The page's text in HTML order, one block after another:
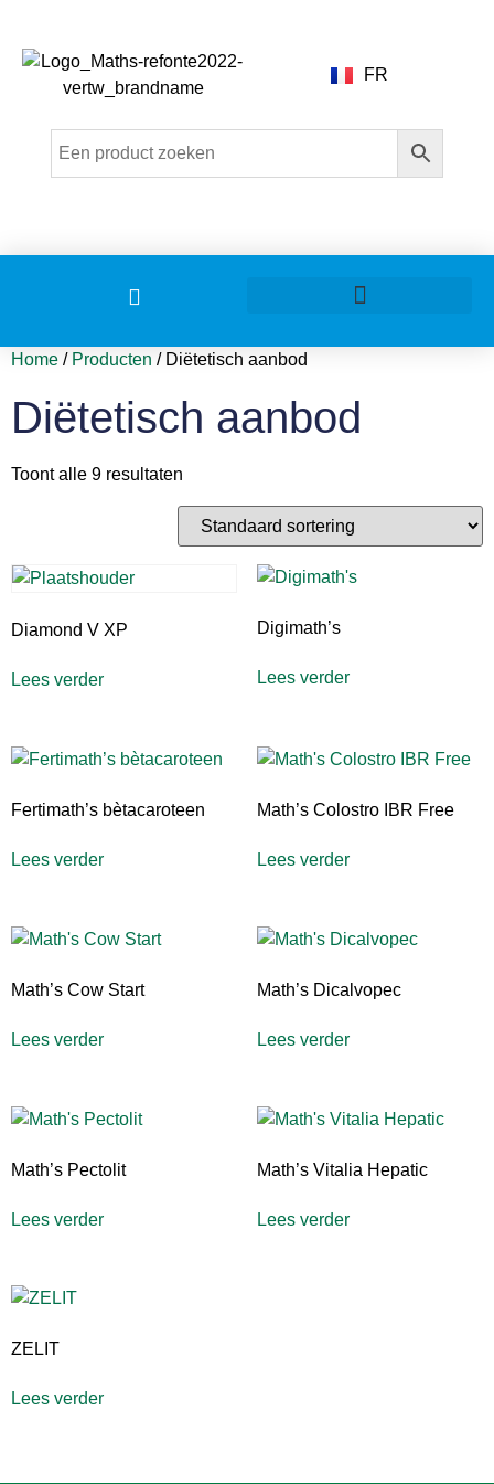
FR
Home / Producten / Diëtetisch aanbod
Diëtetisch aanbod
Toont alle 9 resultaten
Diamond V XP
Lees verder
Digimath’s
Lees verder
Fertimath’s bètacaroteen
Lees verder
Math’s Colostro IBR Free
Lees verder
Math’s Cow Start
Lees verder
Math’s Dicalvopec
Lees verder
Math’s Pectolit
Lees verder
Math’s Vitalia Hepatic
Lees verder
ZELIT
Lees verder